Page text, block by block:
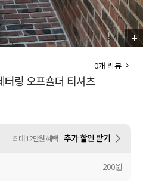
팬츠
스커트
언더웨어
3/6 +
터링 오프숄더 티셔츠
0개 리뷰
최대 12만원 혜택 추가 할인 받기
200원